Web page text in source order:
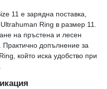
11 е зарядна поставка,
Ring в размер 11.
на пръстена и лесен
допълнение за
който иска удобство при